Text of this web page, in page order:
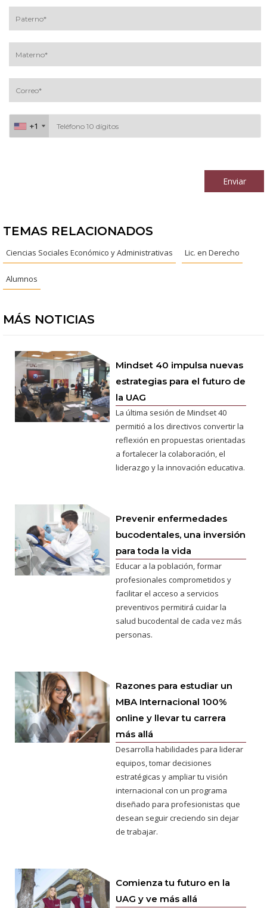
+1
+1
Enviar
TEMAS RELACIONADOS
Ciencias Sociales Económico y Administrativas Lic. en Derecho
Alumnos
MÁS NOTICIAS
Mindset 40 impulsa nuevas
estrategias para el futuro de
la UAG
La última sesión de Mindset 40
permitió a los directivos convertir la
reflexión en propuestas orientadas
a fortalecer la colaboración, el
liderazgo y la innovación educativa.
Prevenir enfermedades
bucodentales, una inversión
para toda la vida
Educar a la población, formar
profesionales comprometidos y
facilitar el acceso a servicios
preventivos permitirá cuidar la
salud bucodental de cada vez más
personas.
Razones para estudiar un
MBA Internacional 100%
online y llevar tu carrera
más allá
Desarrolla habilidades para liderar
equipos, tomar decisiones
estratégicas y ampliar tu visión
internacional con un programa
diseñado para profesionistas que
desean seguir creciendo sin dejar
de trabajar.
Comienza tu futuro en la
UAG y ve más allá